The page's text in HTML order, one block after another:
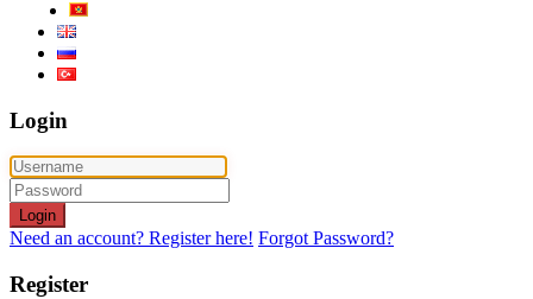
Login
Login
Need an account? Register here! Forgot Password?
Register